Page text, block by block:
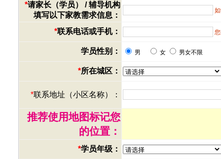
*请家长（学员） / 辅导机构
填写以下家教需求信息：
*联系电话或手机：
学员性别： 男 女 男女不限
*所在城区：
*联系地址（小区名称）：
推荐使用地图标记您
的位置：
*学员年级：